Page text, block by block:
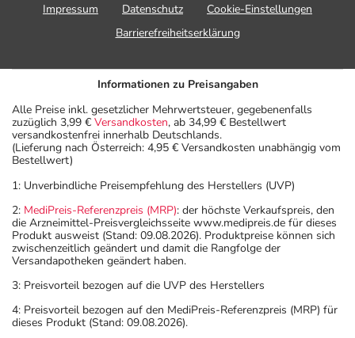
Impressum
Datenschutz
Cookie-Einstellungen
Barrierefreiheitserklärung
Informationen zu Preisangaben
Alle Preise inkl. gesetzlicher Mehrwertsteuer, gegebenenfalls
zuzüglich 3,99 € Versandkosten, ab 34,99 € Bestellwert
versandkostenfrei innerhalb Deutschlands.
(Lieferung nach Österreich: 4,95 € Versandkosten unabhängig vom
Bestellwert)
1: Unverbindliche Preisempfehlung des Herstellers (UVP)
2: MediPreis-Referenzpreis (MRP): der höchste Verkaufspreis, den
die Arzneimittel-Preisvergleichsseite www.medipreis.de für dieses
Produkt ausweist (Stand: 09.08.2026). Produktpreise können sich
zwischenzeitlich geändert und damit die Rangfolge der
Versandapotheken geändert haben.
3: Preisvorteil bezogen auf die UVP des Herstellers
4: Preisvorteil bezogen auf den MediPreis-Referenzpreis (MRP) für
dieses Produkt (Stand: 09.08.2026).